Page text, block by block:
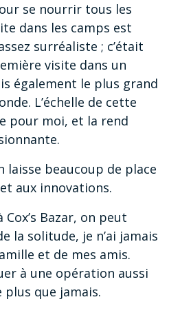
se nourrir tous les
dans les camps est
surréaliste ; c’était
visite dans un
également le plus grand
L’échelle de cette
pour moi, et la rend
laisse beaucoup de place
aux innovations.
Bazar, on peut
la solitude, je n’ai jamais
et de mes amis.
à une opération aussi
que jamais.